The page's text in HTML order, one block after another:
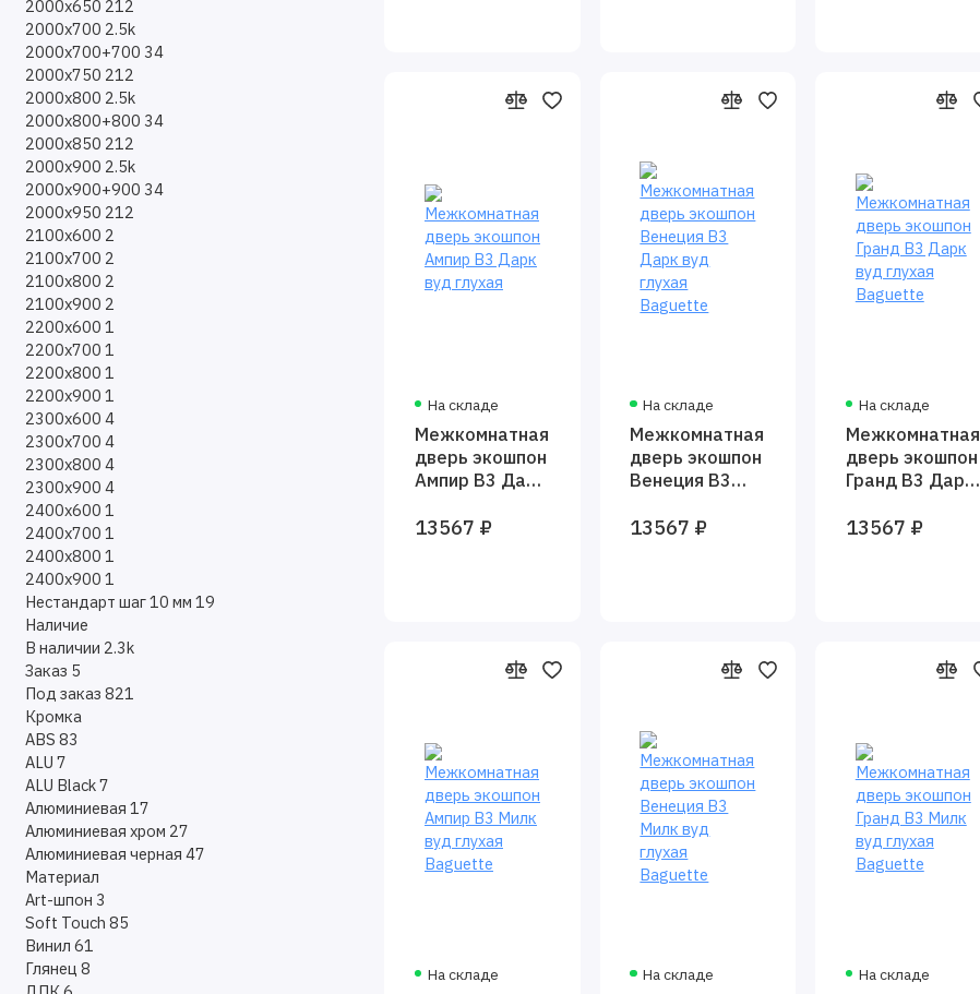
2000х650 212
2000х700 2.5k
2000х700+700 34
2000х750 212
2000х800 2.5k
2000х800+800 34
2000х850 212
2000х900 2.5k
2000х900+900 34
2000х950 212
2100х600 2
2100х700 2
2100х800 2
2100х900 2
2200х600 1
2200х700 1
2200х800 1
2200х900 1
2300х600 4
2300х700 4
2300х800 4
2300х900 4
2400х600 1
2400х700 1
2400х800 1
2400х900 1
Нестандарт шаг 10 мм 19
Наличие
В наличии 2.3k
Заказ 5
Под заказ 821
Кромка
ABS 83
ALU 7
ALU Black7
Алюминиевая 17
Алюминиевая хром 27
Алюминиевая черная 47
Материал
Art-шпон 3
Soft Touch 85
Винил 61
Глянец 8
На складе
Межкомнатная
дверь экошпон
Ампир В3 Дарк
13567 ₽
На складе
Межкомнатная
дверь экошпон
Венеция В3
глухая
13567 ₽
На складе
Межкомнатная
дверь экошпон
Гранд В3 Дарк
Baguette
13567 ₽
На складе На складе На складе